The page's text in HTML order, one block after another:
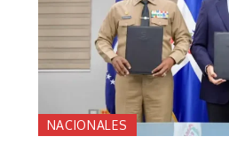
NACIONALES